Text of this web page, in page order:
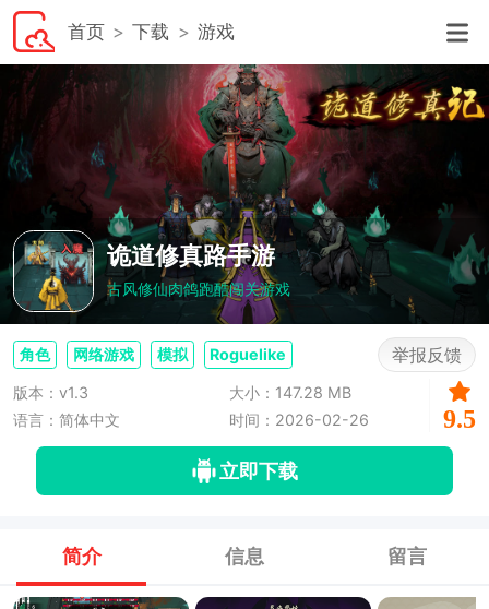
首页 下载 游戏
诡道修真路手游
古风修仙肉鸽跑酷闯关游戏
角色 网络游戏 模拟 Roguelike 举报反馈
版本：v1.3
大小：147.28 MB
语言：简体中文
时间：2026-02-26 9.5
立即下载
简介 信息 留言